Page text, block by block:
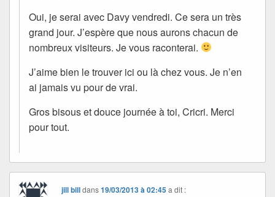
Oui, je serai avec Davy vendredi. Ce sera un très
grand jour. J’espère que nous aurons chacun de
nombreux visiteurs. Je vous raconterai.
J’aime bien le trouver ici ou là chez vous. Je n’en
ai jamais vu pour de vrai.
Gros bisous et douce journée à toi, Cricri. Merci
pour tout.
jill billdans19/03/2013 à 02:45 a dit :